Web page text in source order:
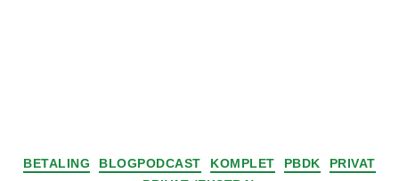
Kategorier
BETALING BLOGPODCAST KOMPLET PBDK
PRIVAT